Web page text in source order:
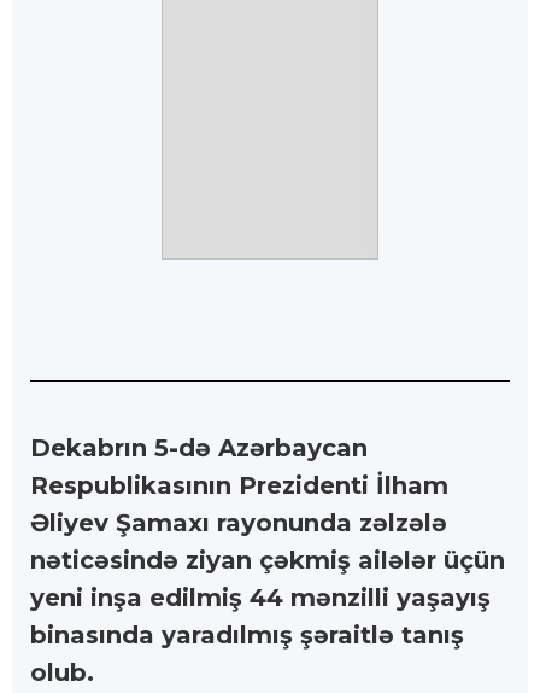
Dekabrın 5-də Azərbaycan
Respublikasının Prezidenti İlham
Əliyev Şamaxı rayonunda zəlzələ
nəticəsində ziyan çəkmiş ailələr üçün
yeni inşa edilmiş 44 mənzilli yaşayış
binasında yaradılmış şəraitlə tanış
olub.